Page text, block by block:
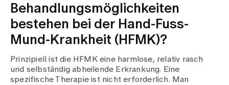
Behandlungsmöglichkeiten
bestehen bei der Hand-Fuss-
Mund-Krankheit (HFMK)?
Prinzipiell ist die HFMK eine harmlose, relativ rasch
und selbständig abheilende Erkrankung. Eine
spezifische Therapie ist nicht erforderlich. Man